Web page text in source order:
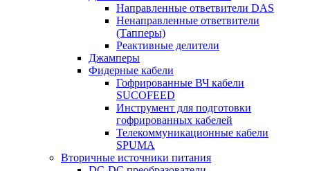
Направленные ответвители DAS
Ненаправленные ответвители
(Тапперы)
Реактивные делители
Джамперы
Фидерные кабели
Гофрированные ВЧ кабели
SUCOFEED
Инструмент для подготовки
гофрированных кабелей
Телекоммуникационные кабели
SPUMA
Вторичные источники питания